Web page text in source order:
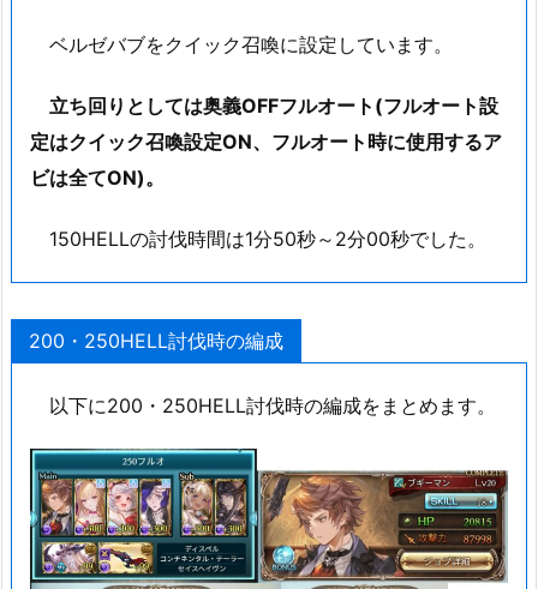
ベルゼバブをクイック召喚に設定しています。
立ち回りとしては奥義OFFフルオート(フルオート設
定はクイック召喚設定ON、フルオート時に使用するア
ビは全てON)。
150HELLの討伐時間は1分50秒～2分00秒でした。
200・250HELL討伐時の編成
以下に200・250HELL討伐時の編成をまとめます。